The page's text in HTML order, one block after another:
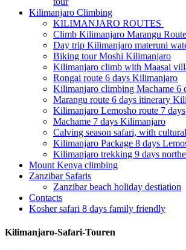
Kilimanjaro Climbing
KILIMANJARO ROUTES
Climb Kilimanjaro Marangu
Day trip Kilimanjaro materuni
Biking tour Moshi Kilimanjaro
Kilimanjaro climb with Maasai
Rongai route 6 days Kilimanjaro
Kilimanjaro climbing Machame 6
Marangu route 6 days itinerary
Kilimanjaro Lemosho route 7 days
Machame 7 days Kilimanjaro
Calving season safari, with
Kilimanjaro Package 8 days
Kilimanjaro trekking 9 days
Mount Kenya climbing
Zanzibar Safaris
Zanzibar beach holiday destiation
Contacts
Kosher safari 8 days family friendly
Kilimanjaro-Safari-Touren